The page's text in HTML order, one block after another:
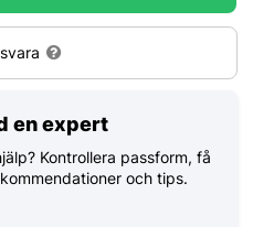
en expert
Kontrollera passform, få
och tips.